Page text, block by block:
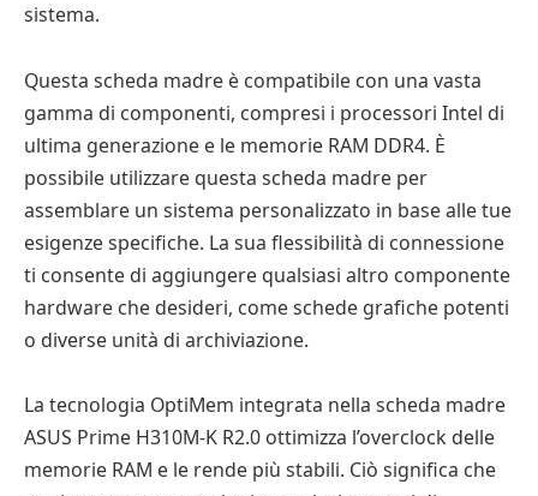
sistema.
Questa scheda madre è compatibile con una vasta
gamma di componenti, compresi i processori Intel di
ultima generazione e le memorie RAM DDR4. È
possibile utilizzare questa scheda madre per
assemblare un sistema personalizzato in base alle tue
esigenze specifiche. La sua flessibilità di connessione
ti consente di aggiungere qualsiasi altro componente
hardware che desideri, come schede grafiche potenti
o diverse unità di archiviazione.
La tecnologia OptiMem integrata nella scheda madre
ASUS Prime H310M-K R2.0 ottimizza l’overclock delle
memorie RAM e le rende più stabili. Ciò significa che